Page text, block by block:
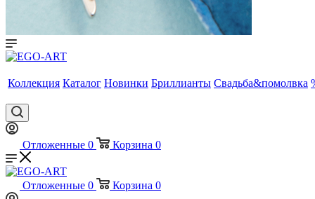
Коллекция Каталог Новинки Бриллианты Свадьба&помолвка
Отложенные 0 Корзина 0
Отложенные 0 Корзина 0